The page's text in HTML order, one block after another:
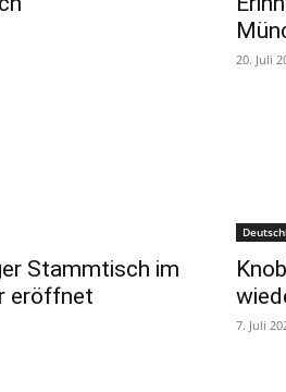
20. Juli
Stammtisch im
eröffnet
7. Juli